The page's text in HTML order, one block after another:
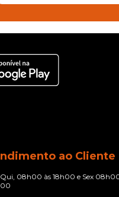
ao Cliente
Qui, 08h00 às 18h00 e Sex